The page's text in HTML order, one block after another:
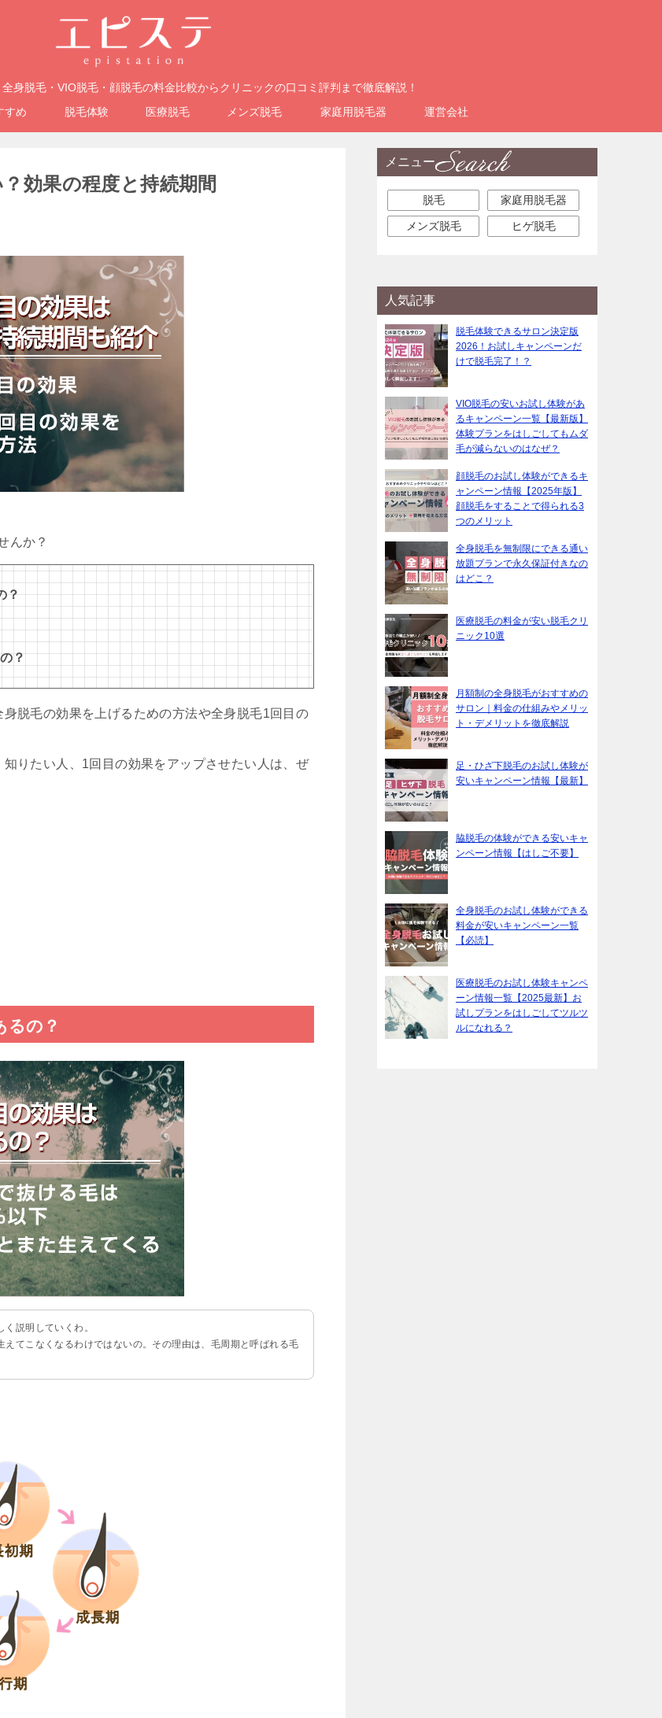
身脱毛・VIO脱毛・顔脱毛の料金比較からクリニックの口コミ評判まで徹底解説！
すめ 脱毛体験 医療脱毛 メンズ脱毛 家庭用脱毛器 運営会社
効果の程度と持続期間
んか？
？
？
脱毛の効果を上げるための方法や全身脱毛1回目の
りたい人、1回目の効果をアップさせたい人は、ぜ
るの？
説明していくわ。
てこなくなるわけではないの。その理由は、毛周期と呼ばれる毛
メニュー
脱毛 家庭用脱毛器
メンズ脱毛 ヒゲ脱毛
人気記事
脱毛体験できるサロン決定版
2026！お試しキャンペーンだ
けで脱毛完了！？
VIO脱毛の安いお試し体験があ
るキャンペーン一覧【最新版】
体験プランをはしごしてもムダ
毛が減らないのはなぜ？
顔脱毛のお試し体験ができるキ
ャンペーン情報【2025年版】
顔脱毛をすることで得られる3
つのメリット
全身脱毛を無制限にできる通い
放題プランで永久保証付きなの
はどこ？
医療脱毛の料金が安い脱毛クリ
ニック10選
月額制の全身脱毛がおすすめの
サロン｜料金の仕組みやメリッ
ト・デメリットを徹底解説
足・ひざ下脱毛のお試し体験が
安いキャンペーン情報【最新】
脇脱毛の体験ができる安いキャ
ンペーン情報【はしご不要】
全身脱毛のお試し体験ができる
料金が安いキャンペーン一覧
【必読】
医療脱毛のお試し体験キャンペ
ーン情報一覧【2025最新】お
試しプランをはしごしてツルツ
ルになれる？